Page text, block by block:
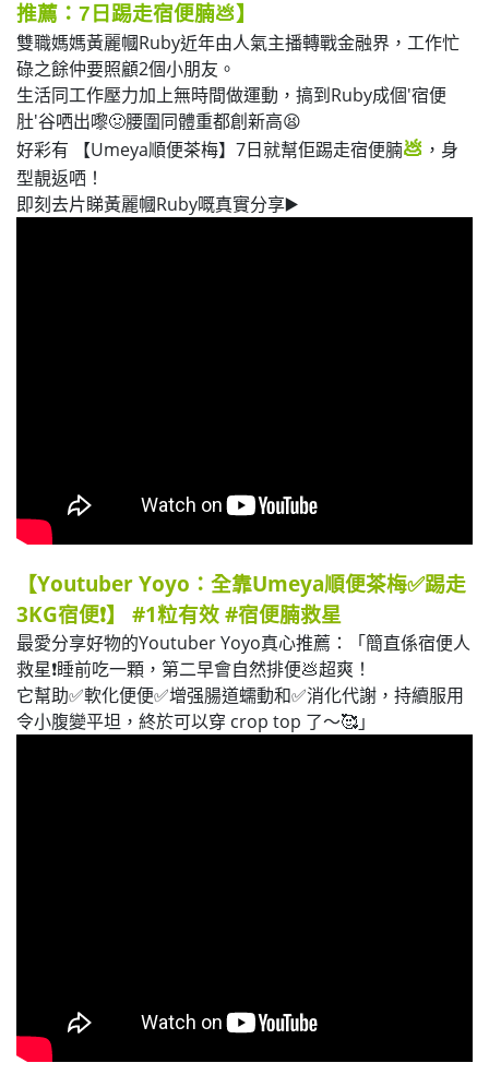
推薦：7日踢走宿便腩💩】
雙職媽媽黃麗幗Ruby近年由人氣主播轉戰金融界，工作忙
碌之餘仲要照顧2個小朋友。
生活同工作壓力加上無時間做運動，搞到Ruby成個'宿便
肚'谷哂出嚟🤢腰圍同體重都創新高😫
好彩有 【Umeya順便茶梅】7日就幫佢踢走宿便腩💩 ，身
型靚返哂！
即刻去片睇黃麗幗Ruby嘅真實分享▶️
【Youtuber Yoyo：全靠Umeya順便茶梅✅踢走
3KG宿便❗】 #1粒有效 #宿便腩救星
最愛分享好物的Youtuber Yoyo真心推薦：「簡直係宿便人
救星❗睡前吃一顆，第二早會自然排便💩超爽！
它幫助✅軟化便便✅增强腸道蠕動和✅消化代謝，持續服用
令小腹變平坦，終於可以穿 crop top 了～🥰」